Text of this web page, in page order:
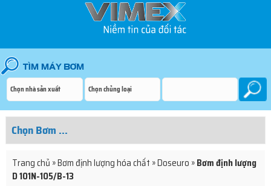
Trang chủ »Bơm định lượng hóa chất »Doseuro »Bơm định lượng
D 101N-105/B-13